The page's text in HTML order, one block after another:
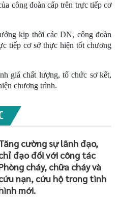
công đoàn cấp trên trực tiếp cơ
kịp thời các DN, công đoàn
tiếp cơ sở thực hiện tốt chương
giá chất lượng, tổ chức sơ kết,
chương trình.
cường sự lãnh đạo,
đạo đối với công tác
cháy, chữa cháy và
nạn, cứu hộ trong tình
mới.